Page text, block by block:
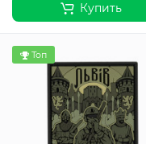
Купить
Топ